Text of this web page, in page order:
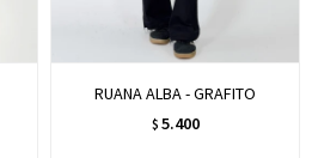
RUANA ALBA - GRAFITO
$ 5.400